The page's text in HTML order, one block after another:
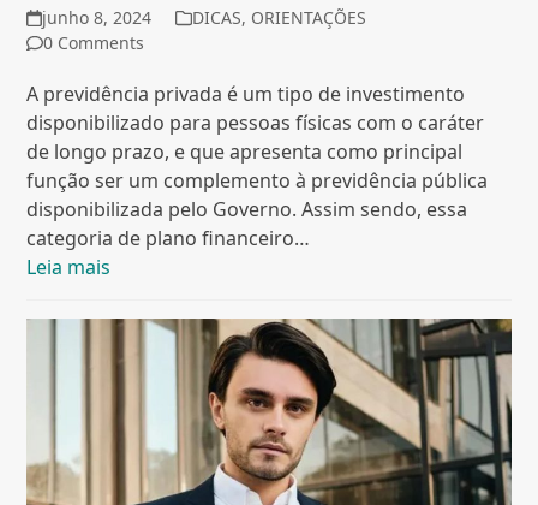
junho 8, 2024 DICAS, ORIENTAÇÕES
0 Comments
A previdência privada é um tipo de investimento
disponibilizado para pessoas físicas com o caráter
de longo prazo, e que apresenta como principal
função ser um complemento à previdência pública
disponibilizada pelo Governo. Assim sendo, essa
categoria de plano financeiro…
Leia mais